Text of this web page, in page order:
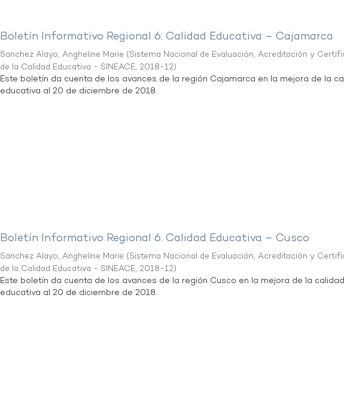
Boletín Informativo Regional 6: Calidad Educativa – Cajamarca
Sanchez Alayo, Angheline Marie (Sistema Nacional de Evaluación, Acreditación y
de la Calidad Educativa - SINEACE, 2018-12)
Este boletín da cuenta de los avances de la región Cajamarca en la mejora de la
educativa al 20 de diciembre de 2018.
Boletín Informativo Regional 6: Calidad Educativa – Cusco
Sanchez Alayo, Angheline Marie (Sistema Nacional de Evaluación, Acreditación y
de la Calidad Educativa - SINEACE, 2018-12)
Este boletín da cuenta de los avances de la región Cusco en la mejora de la calidad
educativa al 20 de diciembre de 2018.